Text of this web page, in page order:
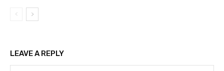
LEAVE A REPLY